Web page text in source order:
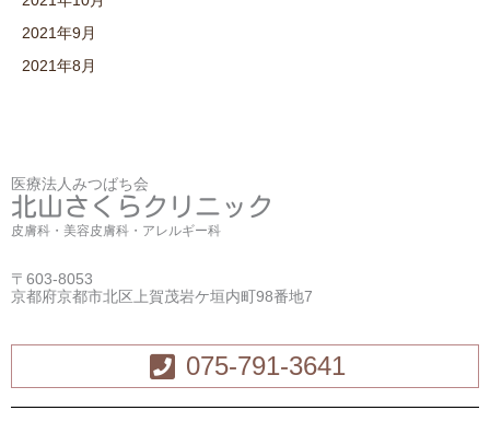
2021年9月
2021年8月
医療法人みつばち会
北山さくらクリニック
皮膚科・美容皮膚科・アレルギー科
〒603-8053
京都府京都市北区上賀茂岩ケ垣内町98番地7
075-791-3641